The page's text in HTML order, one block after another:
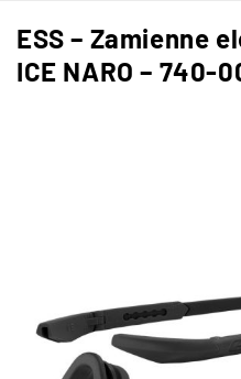
ESS – Zamienne
ICE NARO – 740-